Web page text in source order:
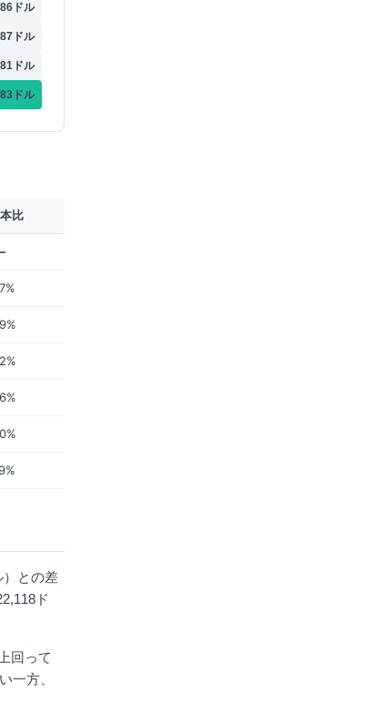
ドル
ドル
ドル
ドル
比
）との差
ド
回って
一方、